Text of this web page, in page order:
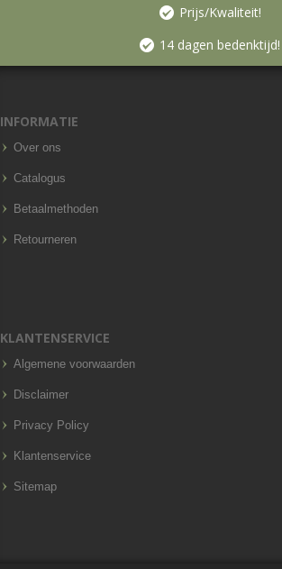
Prijs/Kwaliteit!
14 dagen bedenktijd!
INFORMATIE
Over ons
Catalogus
Betaalmethoden
Retourneren
KLANTENSERVICE
Algemene voorwaarden
Disclaimer
Privacy Policy
Klantenservice
Sitemap